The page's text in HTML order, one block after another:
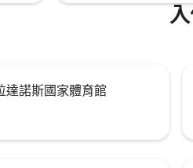
達諾斯國家體育館